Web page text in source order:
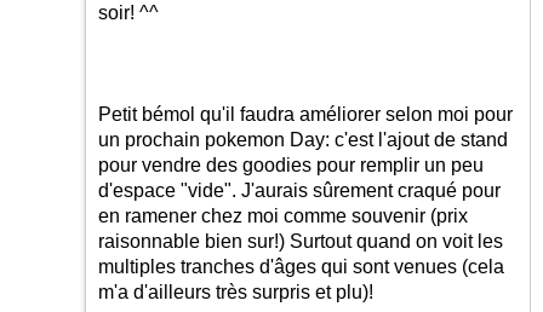
soir! ^^
Petit bémol qu'il faudra améliorer selon moi pour
un prochain pokemon Day: c'est l'ajout de stand
pour vendre des goodies pour remplir un peu
d'espace "vide". J'aurais sûrement craqué pour
en ramener chez moi comme souvenir (prix
raisonnable bien sur!) Surtout quand on voit les
multiples tranches d'âges qui sont venues (cela
m'a d'ailleurs très surpris et plu)!